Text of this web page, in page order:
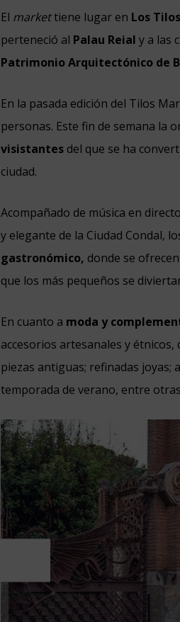
El markettiene lugar en Los
perteneció al Palau Reial y a las
Patrimonio Arquitectónico de
En la pasada edición del Tilos
personas. Este fin de semana la
visistantes del que se ha
ciudad.
Acompañado de música en
y elegante de la Ciudad Condal,
gastronómico, donde se
que los más pequeños se
En cuanto a moda y
accesorios artesanales y étnicos,
piezas antiguas; refinadas joyas;
temporada de verano, entre